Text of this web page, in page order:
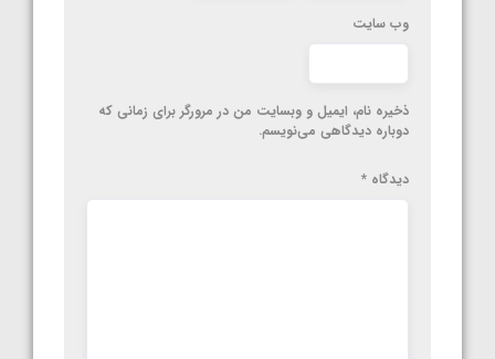
وب‌ سایت
ذخیره نام، ایمیل و وبسایت من در مرورگر برای زمانی که
دوباره دیدگاهی می‌نویسم.
دیدگاه *